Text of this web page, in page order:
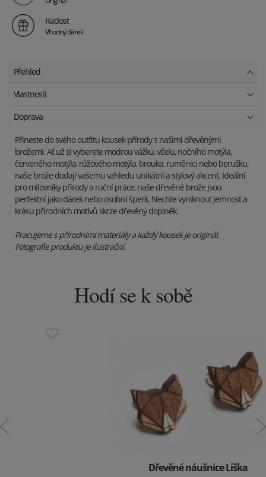
Radost
Vhodný dárek
Přehled
Vlastnosti
Doprava
Přineste do svého outfitu kousek přírody s našimi dřevěnými
brožemi. Ať už si vyberete modrou vážku, včelu, nočního motýla,
červeného motýla, růžového motýla, brouka, ruměnici nebo berušku,
naše brože dodají vašemu vzhledu unikátní a stylový akcent. Ideální
pro milovníky přírody a ruční práce, naše dřevěné brože jsou
perfektní jako dárek nebo osobní šperk. Nechte vyniknout jemnost a
krásu přírodních motivů skrze dřevěný doplněk.
Pracujeme s přírodními materiály a každý kousek je originál.
Fotografie produktu je ilustrační.
Hodí se k sobě
Dřevěné náušnice Liška